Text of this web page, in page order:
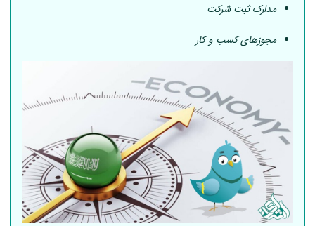
مدارک ثبت شرکت
مجوزهای کسب و کار